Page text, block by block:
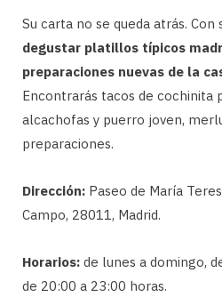
Su carta no se queda atrás. Con
degustar platillos típicos
preparaciones nuevas de la
Encontrarás tacos de cochinita
alcachofas y puerro joven,
preparaciones.
Dirección: Paseo de María
Campo, 28011, Madrid.
Horarios: de lunes a domingo,
de 20:00 a 23:00 horas.